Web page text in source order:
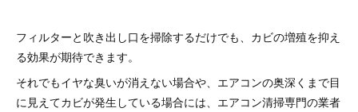
フィルターと吹き出し口を掃除するだけでも、カビの増殖を抑え
る効果が期待できます。
それでもイヤな臭いが消えない場合や、エアコンの奥深くまで目
に見えてカビが発生している場合には、エアコン清掃専門の業者